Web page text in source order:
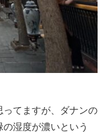
てますが、ダナンの
湿度が濃いという